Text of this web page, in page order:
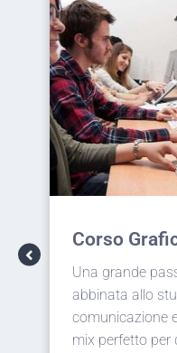
Corso Web
Racchiudere in
experience,
immagine del
Designer.